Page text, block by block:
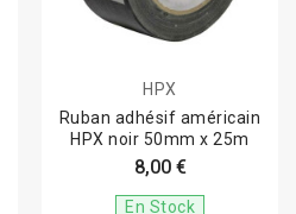
HPX
Ruban adhésif américain
HPX noir 50mm x 25m
8,00 €
En Stock